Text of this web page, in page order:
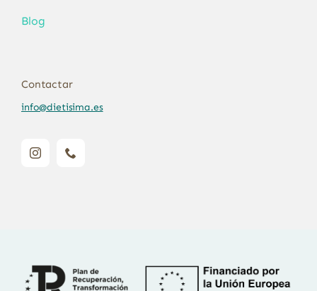
Blog
Contactar
info@dietisima.es